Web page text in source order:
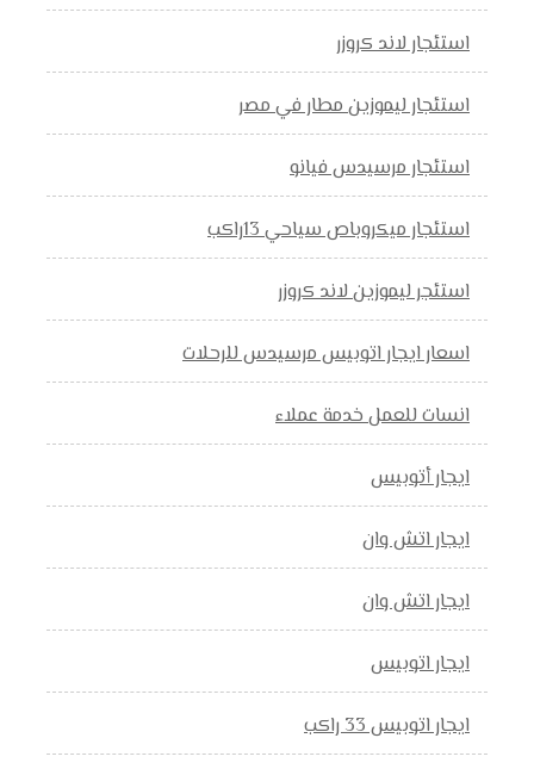
استئجار لاند كروزر
استئجار ليموزين مطار في مصر
استئجار مرسيدس فيانو
استئجار ميكروباص سياحي 13راكب
استئجر ليموزين لاند كروزر
اسعار ايجار اتوبيس مرسيدس للرحلات
انسات للعمل خدمة عملاء
ايجار أتوبيس
ايجار اتش وان
ايجار اتش وان
ايجار اتوبيس
ايجار اتوبيس 33 راكب